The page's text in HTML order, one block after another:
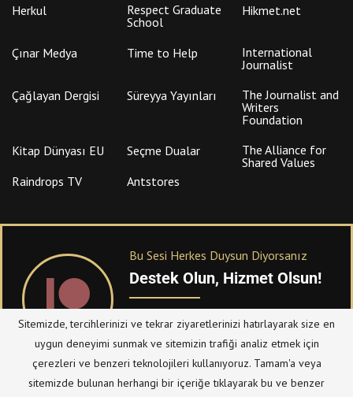
Herkul
Respect Graduate
School
Hikmet.net
Çınar Medya Time to Help
International
Journalist
Çağlayan Dergisi
Süreyya Yayınları
The Journalist and
Writers
Foundation
Kitap Dünyası EU
Seçme Dualar
The Alliance for
Shared Values
Raindrops TV
Antstores
Bu Sesi Herkes Duysun Diyorsanız
Destek Olun, Hizmet Olsun!
PATREONüzerinden sitemize bağışta
bulanabilirsiniz.
Sitemizde, tercihlerinizi ve tekrar ziyaretlerinizi hatırlayarak size en
uygun deneyimi sunmak ve sitemizin trafiği analiz etmek için
çerezleri ve benzeri teknolojileri kullanıyoruz. Tamam'a veya
sitemizde bulunan herhangi bir içeriğe tıklayarak bu ve benzer